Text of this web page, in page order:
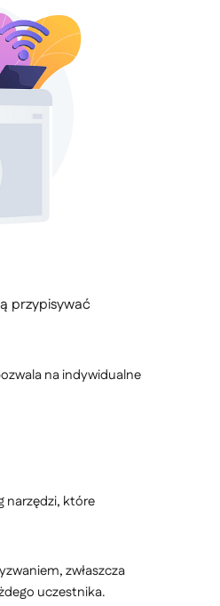
przypisywać
na indywidualne
narzędzi, które
zwłaszcza
uczestnika.